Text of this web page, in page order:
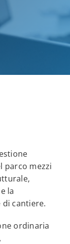
parco mezzi
la
cantiere.
ordinaria